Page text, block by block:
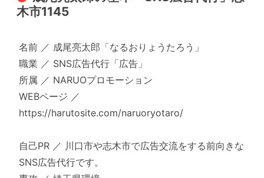
木市1145
名前 ／ 成尾亮太郎「なるおりょうたろう」
職業 ／ SNS広告代行「広告」
所属 ／ NARUOプロモーション
WEBページ ／
https://harutosite.com/naruoryotaro/
自己PR ／ 川口市や志木市で広告交流をする前向きな
SNS広告代行です。